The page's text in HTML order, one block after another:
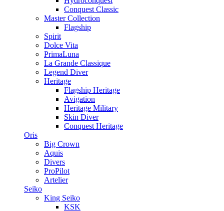
Conquest Classic
Master Collection
Flagship
Spirit
Dolce Vita
PrimaLuna
La Grande Classique
Legend Diver
Heritage
Flagship Heritage
Avigation
Heritage Military
Skin Diver
Conquest Heritage
Oris
Big Crown
Aquis
Divers
ProPilot
Artelier
Seiko
King Seiko
KSK